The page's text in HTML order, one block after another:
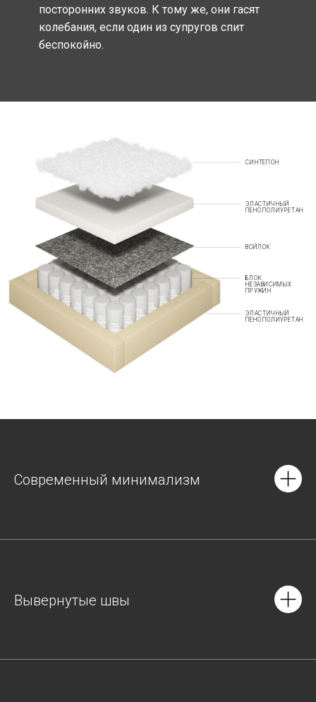
посторонних звуков. К тому же, они гасят
колебания, если один из супругов спит
беспокойно.
СИНТЕПОН
ЭЛАСТИЧНЫЙ
ПЕНОПОЛИУРЕТАН
ВОЙЛОК
БЛОК
НЕЗАВИСИМЫХ
ПРУЖИН
ЭЛАСТИЧНЫЙ
ПЕНОПОЛИУРЕТАН
Современный минимализм
Вывернутые швы